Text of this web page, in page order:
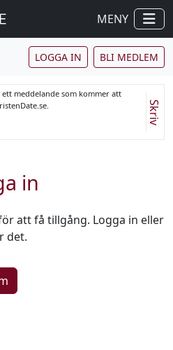
MENY
LOGGA IN BLI MEDLEM
meddelande som kommer att
Skriv
in
att få tillgång. Logga in eller
det.